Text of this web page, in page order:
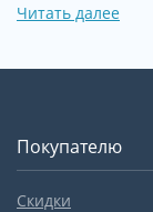
Читать далее
Покупателю
Скидки